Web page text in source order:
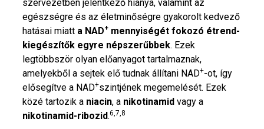
szervezetben jelentkező hiánya, valamint az
egészségre és az életminőségre gyakorolt kedvező
hatásai miatt a NAD+mennyiségét fokozó étrend-
kiegészítők egyre népszerűbbek. Ezek
legtöbbször olyan előanyagot tartalmaznak,
amelyekből a sejtek elő tudnak állítani NAD+-ot, így
elősegítve a NAD+szintjének megemelését. Ezek
közé tartozik a niacin, a nikotinamidvagy a
nikotinamid-ribozid.6,7,8